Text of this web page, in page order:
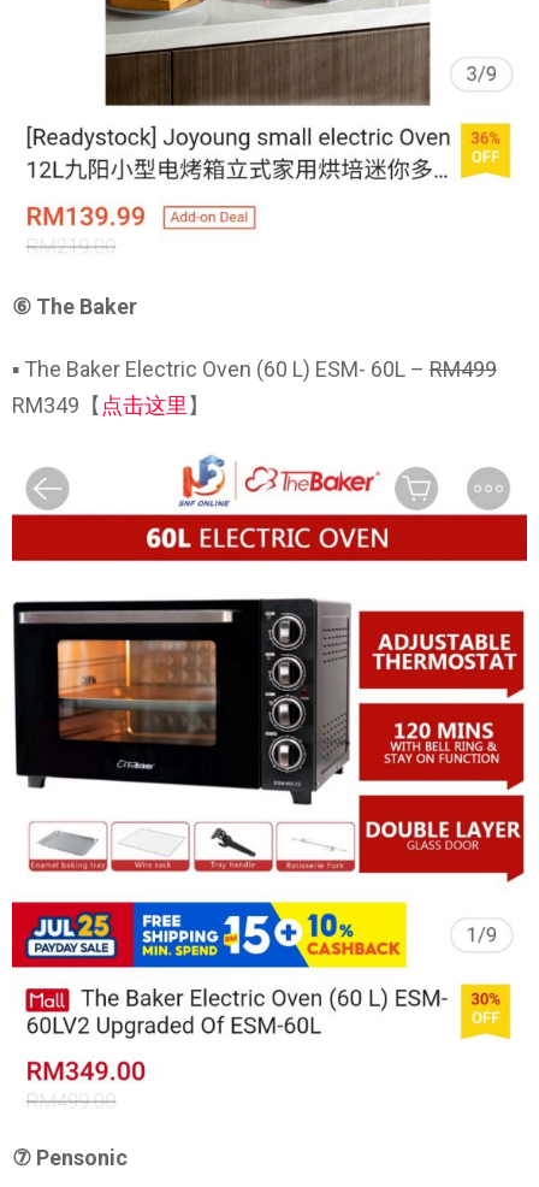
⑥ The Baker
▪ The Baker Electric Oven (60 L) ESM- 60L – RM499
RM349【 点击这里 】
⑦ Pensonic